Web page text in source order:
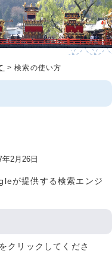
> 検索の使い方
2月26日
が提供する検索エンジ
クリックしてくださ